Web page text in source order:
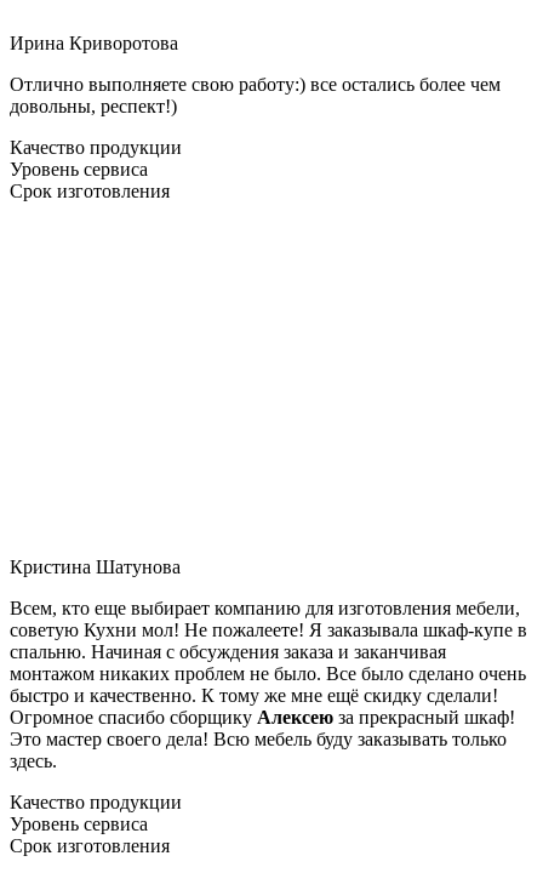
Ирина Криворотова
Отлично выполняете свою работу:) все остались более чем
довольны, респект!)
Качество продукции
Уровень сервиса
Срок изготовления
Кристина Шатунова
Всем, кто еще выбирает компанию для изготовления мебели,
советую Кухни мол! Не пожалеете! Я заказывала шкаф-купе в
спальню. Начиная с обсуждения заказа и заканчивая
монтажом никаких проблем не было. Все было сделано очень
быстро и качественно. К тому же мне ещё скидку сделали!
Огромное спасибо сборщику Алексею за прекрасный шкаф!
Это мастер своего дела! Всю мебель буду заказывать только
здесь.
Качество продукции
Уровень сервиса
Срок изготовления